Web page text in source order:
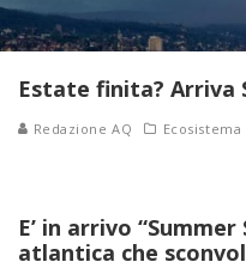
Estate finita? Arriva
Redazione AQ Ecosistema
E’ in arrivo
atlantica che